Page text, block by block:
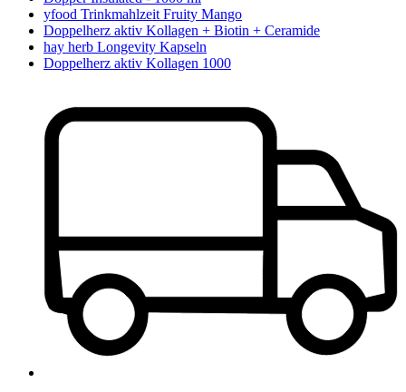
yfood Trinkmahlzeit Fruity Mango
Doppelherz aktiv Kollagen + Biotin + Ceramide
hay herb Longevity Kapseln
Doppelherz aktiv Kollagen 1000